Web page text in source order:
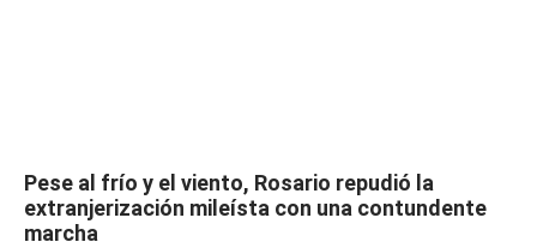
Pese al frío y el viento, Rosario repudió la
extranjerización mileísta con una contundente
marcha